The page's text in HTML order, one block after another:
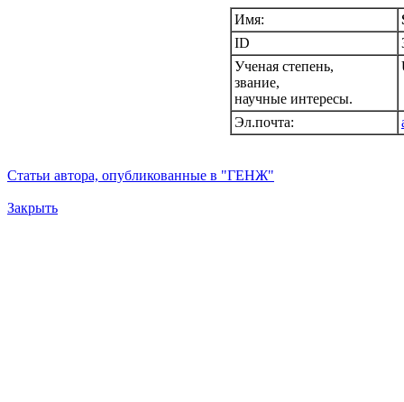
Имя:
ID
Ученая степень,
звание,
научные интересы.
Эл.почта:
Статьи автора, опубликованные в "ГЕНЖ"
Закрыть